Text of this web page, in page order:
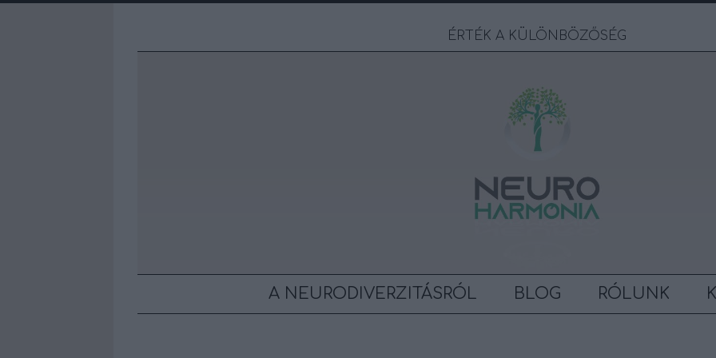
ÉRTÉK A KÜLÖNBÖZŐSÉG
A NEURODIVERZITÁSRÓL BLOG RÓLUNK